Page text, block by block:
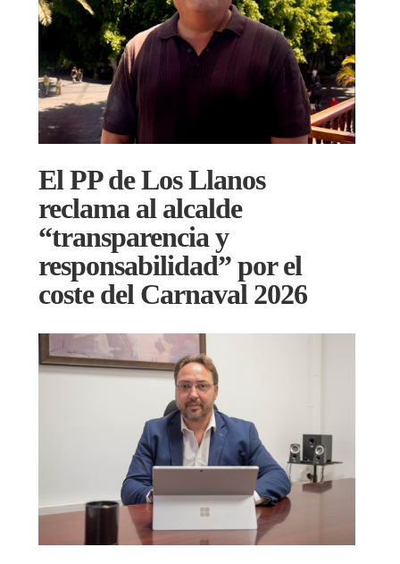
El PP de Los Llanos
reclama al alcalde
“transparencia y
responsabilidad” por el
coste del Carnaval 2026